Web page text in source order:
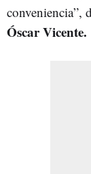
conveniencia”,
Óscar Vicente.